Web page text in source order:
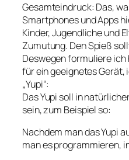
Gesamteindruck: Das,
Smartphones und Apps
Kinder, Jugendliche und
Zumutung. Den Spieß
Deswegen formuliere
für ein geeignetes Gerät,
„Yupi“:
Das Yupi soll in
sein, zum Beispiel so:
Nachdem man das Yupi
man es programmieren,